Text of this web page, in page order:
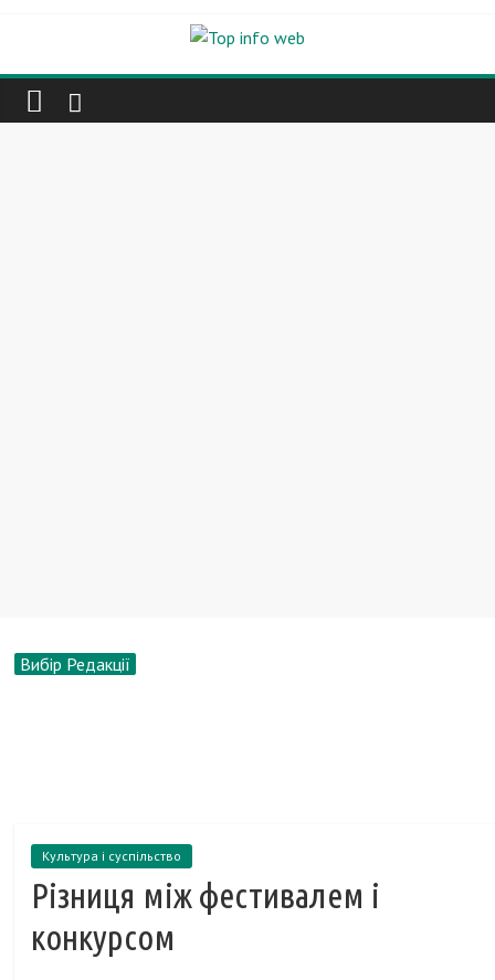
Вибір Редакції
Культура і суспільство
Різниця між фестивалем і
конкурсом